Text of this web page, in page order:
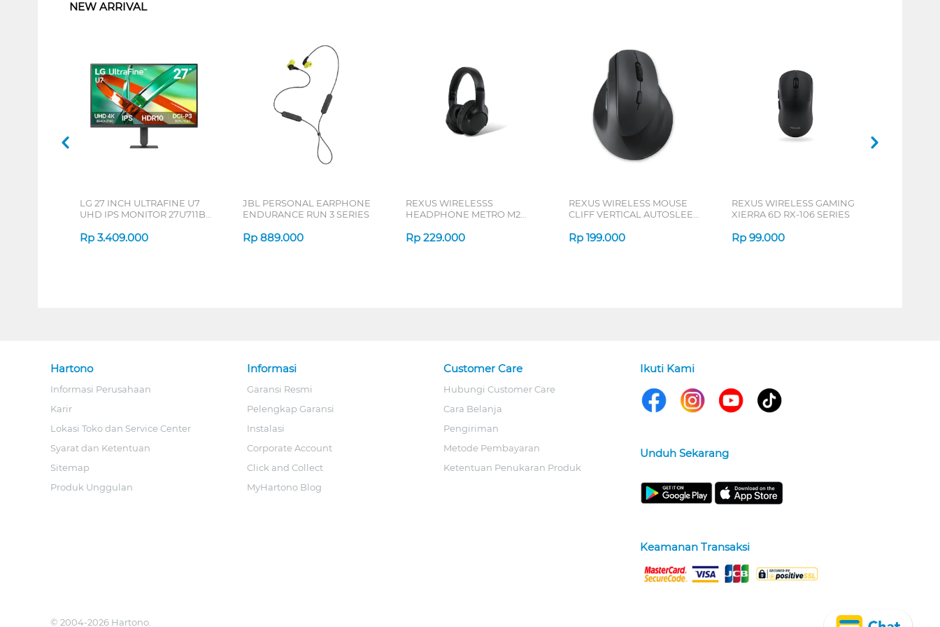
NEW ARRIVAL
LG 27 INCH ULTRAFINE U7
UHD IPS MONITOR 27U711B-
Rp 3.409.000
JBL PERSONAL EARPHONE
ENDURANCE RUN 3 SERIES
Rp 889.000
REXUS WIRELESSS
HEADPHONE METRO M2
Rp 229.000
REXUS WIRELESS MOUSE
CLIFF VERTICAL AUTOSLEEP
Rp 199.000
REXUS WIRELESS GAMING
XIERRA 6D RX-106 SERIES
Rp 99.000
Hartono
Informasi Perusahaan
Karir
Lokasi Toko dan Service Center
Syarat dan Ketentuan
Sitemap
Produk Unggulan
Informasi
Garansi Resmi
Pelengkap Garansi
Instalasi
Corporate Account
Click and Collect
MyHartono Blog
Customer Care
Hubungi Customer Care
Cara Belanja
Pengiriman
Metode Pembayaran
Ketentuan Penukaran Produk
Ikuti Kami
Unduh Sekarang
Keamanan Transaksi
© 2004-2026 Hartono.